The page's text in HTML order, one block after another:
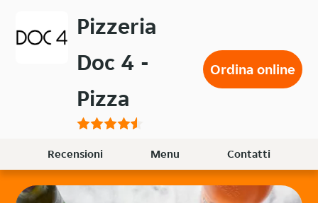
contenuto
Pizzeria
Doc 4 -
Pizza
Ordina online
Recensioni Menu Contatti